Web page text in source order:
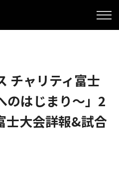
チャリティ富士
のはじまり～」2
士大会詳報&試合